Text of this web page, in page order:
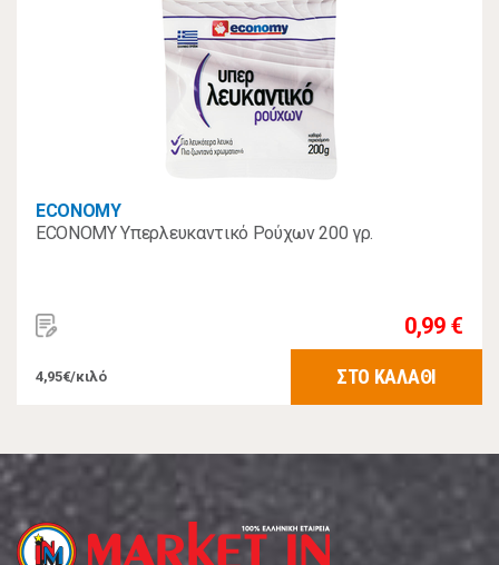
ECONOMY
ECONOMY Υπερλευκαντικό Ρούχων 200 γρ.
0,99 €
4,95€/κιλό ΣΤΟ ΚΑΛΑΘΙ